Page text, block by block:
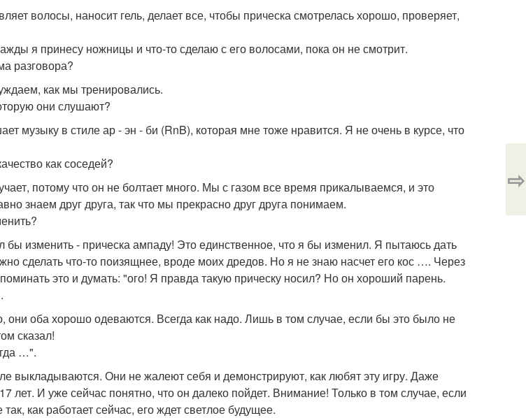
волосы, наносит гель, делает все, чтобы прическа смотрелась хорошо, проверяет,
я принесу ножницы и что-то сделаю с его волосами, пока он не смотрит.
разговора?
как мы тренировались.
они слушают?
музыку в стиле ар - эн - би (RnB), которая мне тоже нравится. Я не очень в курсе, что
как соседей?
потому что он не болтает много. Мы с газом все время прикалываемся, и это
знаем друг друга, так что мы прекрасно друг друга понимаем.
бы изменить - прическа ампаду! Это единственное, что я бы изменил. Я пытаюсь дать
сделать что-то поизящнее, вроде моих дредов. Но я не знаю насчет его кос …. Через
это и думать: "ого! Я правда такую прическу носил? Но он хороший парень.
они оба хорошо одеваются. Всегда как надо. Лишь в том случае, если бы это было не
сказал!
…".
выкладываются. Они не жалеют себя и демонстрируют, как любят эту игру. Даже
лет. И уже сейчас понятно, что он далеко пойдет. Внимание! Только в том случае, если
как работает сейчас, его ждет светлое будущее.
⇨